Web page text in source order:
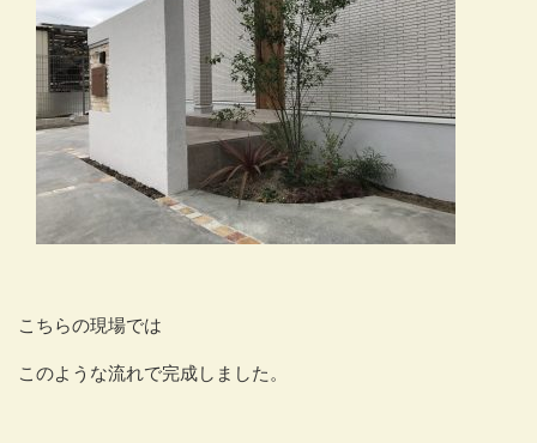
こちらの現場では
このような流れで完成しました。